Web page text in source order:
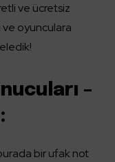
ve ücretsiz
ve oyunculara
–
bir ufak not